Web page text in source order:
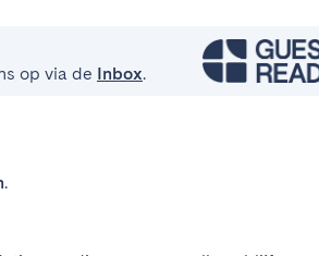
op via de Inbox.
.